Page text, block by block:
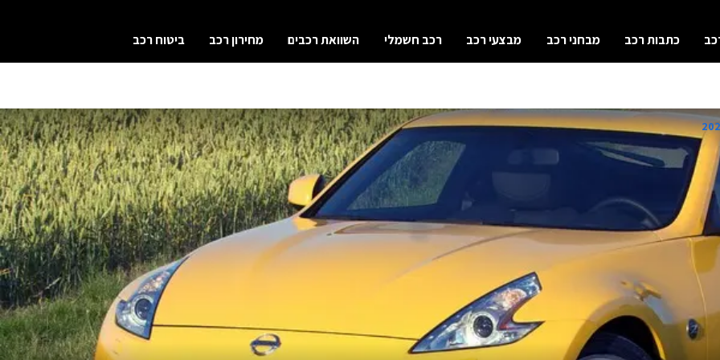
כתבות רכב מבחני רכב מבצעי רכב רכב חשמלי השוואת רכבים מחירון רכב ביטוח רכב